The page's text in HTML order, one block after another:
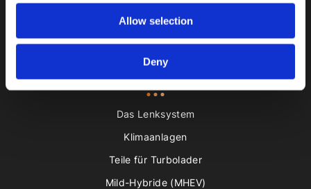
Allow selection
Deny
Feedback hinterlassen
Katalog
Das Lenksystem
Klimaanlagen
Teile für Turbolader
Mild-Hybride (MHEV)